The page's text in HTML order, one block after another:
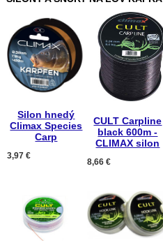
Silon hnedý
Climax Species
Carp
3,97 €
CULT Carpline
black 600m -
CLIMAX silon
8,66 €